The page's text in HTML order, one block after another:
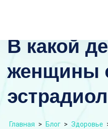
В какой
женщины
Главная > Блог > Здоровье